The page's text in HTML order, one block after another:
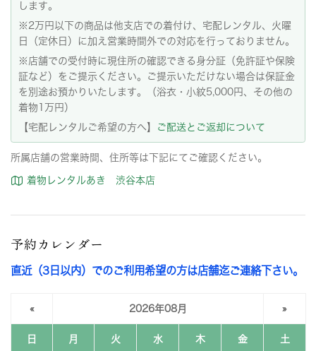
します。
※2万円以下の商品は他支店での着付け、宅配レンタル、火曜
日（定休日）に加え営業時間外での対応を行っておりません。
※店舗での受付時に現住所の確認できる身分証（免許証や保険
証など）をご提示ください。ご提示いただけない場合は保証金
を別途お預かりいたします。（浴衣・小紋5,000円、その他の
着物1万円）
【宅配レンタルご希望の方へ】
ご配送とご返却について
所属店舗の営業時間、住所等は下記にてご確認ください。
着物レンタルあき 渋谷本店
予約カレンダー
直近（3日以内）でのご利用希望の方は店舗迄ご連絡下さい。
« 2026年08月 »
日 月 火 水 木 金 土